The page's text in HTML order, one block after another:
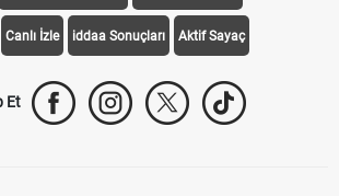
Canlı İzle iddaa Sonuçları Aktif Sayaç
Et